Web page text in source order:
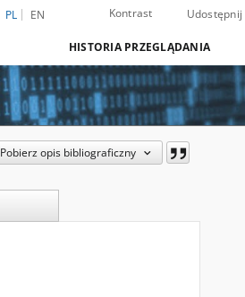
PL EN Kontrast Udostępnij
HISTORIA PRZEGLĄDANIA
Pobierz opis bibliograficzny